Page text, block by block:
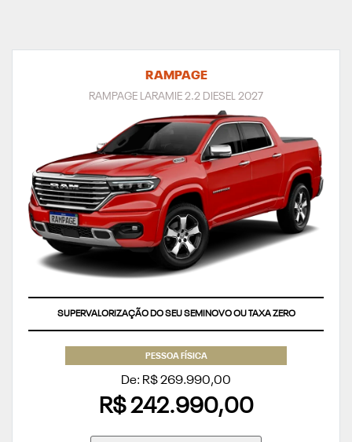
RAMPAGE
RAMPAGE LARAMIE 2.2 DIESEL 2027
SUPERVALORIZAÇÃO DO SEU SEMINOVO OU TAXA ZERO
PESSOA FÍSICA
De: R$ 269.990,00
R$ 242.990,00